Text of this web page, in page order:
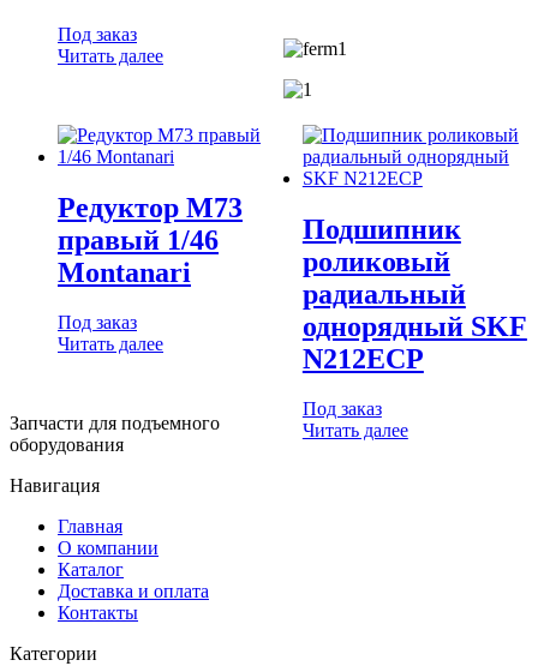
Под заказ
Читать далее
Редуктор M73
правый 1/46
Montanari
Под заказ
Читать далее
Подшипник
роликовый
радиальный
однорядный SKF
N212ECP
Под заказ
Читать далее
Запчасти для подъемного
оборудования
Навигация
Главная
О компании
Каталог
Доставка и оплата
Контакты
Категории